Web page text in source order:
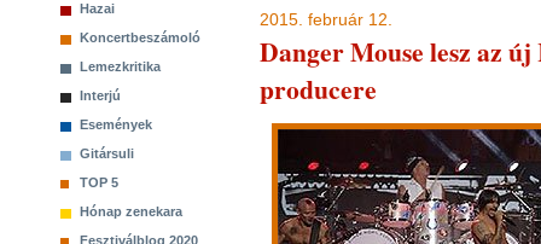
Hazai
Koncertbeszámoló
Lemezkritika
Interjú
Események
Gitársuli
TOP 5
Hónap zenekara
Fesztiválblog 2020
2015. február 12.
Danger Mouse lesz az
producere